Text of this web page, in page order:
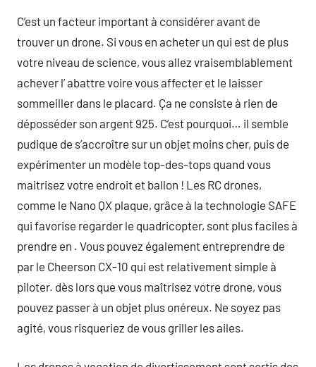
C’est un facteur important à considérer avant de
trouver un drone. Si vous en acheter un qui est de plus
votre niveau de science, vous allez vraisemblablement
achever l’ abattre voire vous affecter et le laisser
sommeiller dans le placard. Ça ne consiste à rien de
déposséder son argent 925. C’est pourquoi… il semble
pudique de s’accroître sur un objet moins cher, puis de
expérimenter un modèle top-des-tops quand vous
maitrisez votre endroit et ballon ! Les RC drones,
comme le Nano QX plaque, grâce à la technologie SAFE
qui favorise regarder le quadricopter, sont plus faciles à
prendre en . Vous pouvez également entreprendre de
par le Cheerson CX-10 qui est relativement simple à
piloter. dès lors que vous maîtrisez votre drone, vous
pouvez passer à un objet plus onéreux. Ne soyez pas
agité, vous risqueriez de vous griller les ailes.